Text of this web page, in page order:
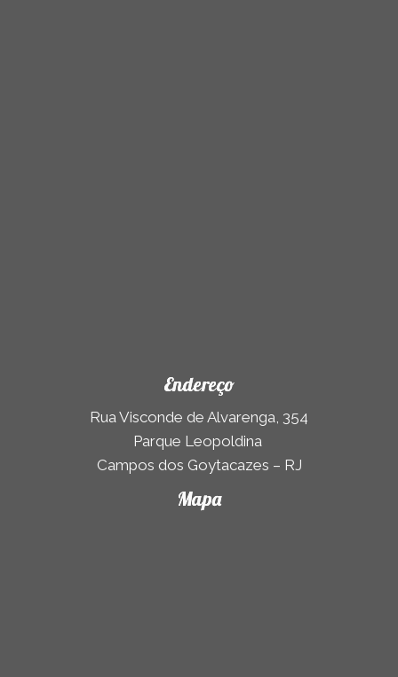
Endereço
Rua Visconde de Alvarenga, 354
Parque Leopoldina
Campos dos Goytacazes – RJ
Mapa